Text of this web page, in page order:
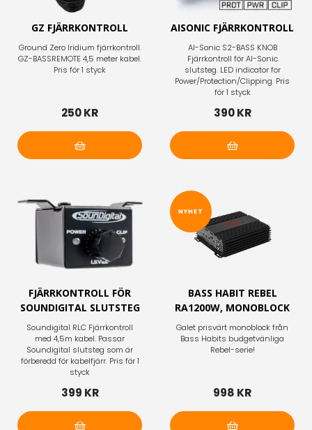
GZ FJÄRRKONTROLL
Ground Zero Iridium fjärrkontroll.
GZ-BASSREMOTE 4,5 meter kabel.
Pris för 1 styck
250 KR
AISONIC FJÄRRKONTROLL
AI-Sonic S2-BASS KNOB
Fjärrkontroll för AI-Sonic
slutsteg. LED indicator for
Power/Protection/Clipping. Pris
för 1 styck
390 KR
FJÄRRKONTROLL FÖR
SOUNDIGITAL SLUTSTEG
Soundigital RLC Fjärrkontroll
med 4,5m kabel. Passar
Soundigital slutsteg som är
förberedd för kabelfjärr. Pris för 1
styck
399 KR
NYHET
BASS HABIT REBEL
RA1200W, MONOBLOCK
Galet prisvärt monoblock från
Bass Habits budgetvänliga
Rebel-serie!
998 KR